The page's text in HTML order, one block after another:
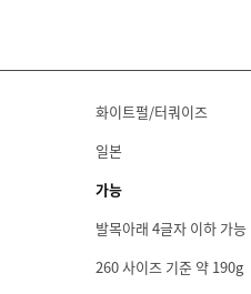
화이트펄/터쿼이즈
일본
가능
발목아래 4글자 이하 가능
260 사이즈 기준 약 190g